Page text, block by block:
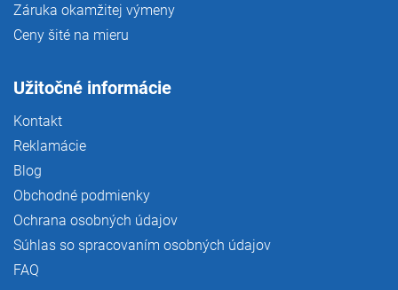
Záruka okamžitej výmeny
Ceny šité na mieru
Užitočné informácie
Kontakt
Reklamácie
Blog
Obchodné podmienky
Ochrana osobných údajov
Súhlas so spracovaním osobných údajov
FAQ